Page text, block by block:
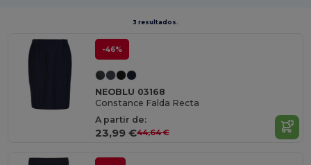
3 resultados.
-46%
NEOBLU 03168
Constance Falda Recta
A partir de:
23,99 €44,64 €